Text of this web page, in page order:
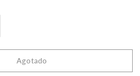
Agotado